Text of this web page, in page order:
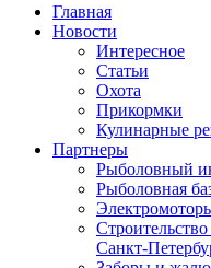
Главная
Новости
Интересное
Статьи
Охота
Прикормки
Кулинарные
Партнеры
Рыболовный
Рыболовная
Санкт-